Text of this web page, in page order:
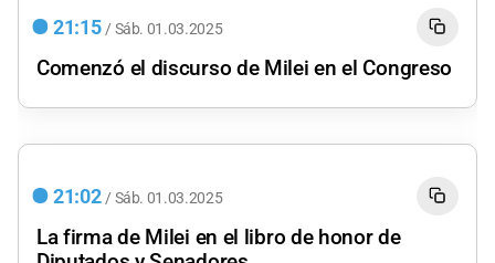
21:15 / Sáb. 01.03.2025
Comenzó el discurso de Milei en el Congreso
21:02 / Sáb. 01.03.2025
La firma de Milei en el libro de honor de